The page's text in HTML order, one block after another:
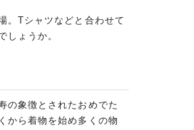
。Tシャツなどと合わせて
しょうか。
の象徴とされたおめでた
から着物を始め多くの物